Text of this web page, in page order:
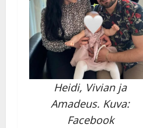
Heidi, Vivian ja
Amadeus. Kuva:
Facebook